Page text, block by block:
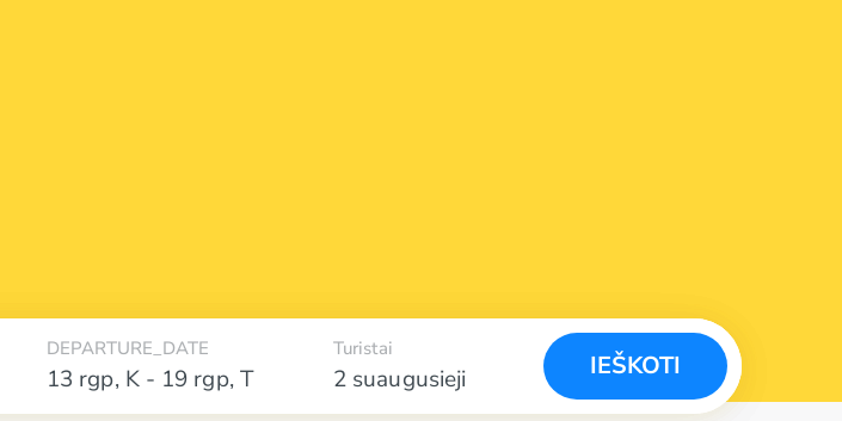
DEPARTURE_DATE
13 rgp, K- 19 rgp, T 2 suaugusieji
Turistai
IEŠKOTI